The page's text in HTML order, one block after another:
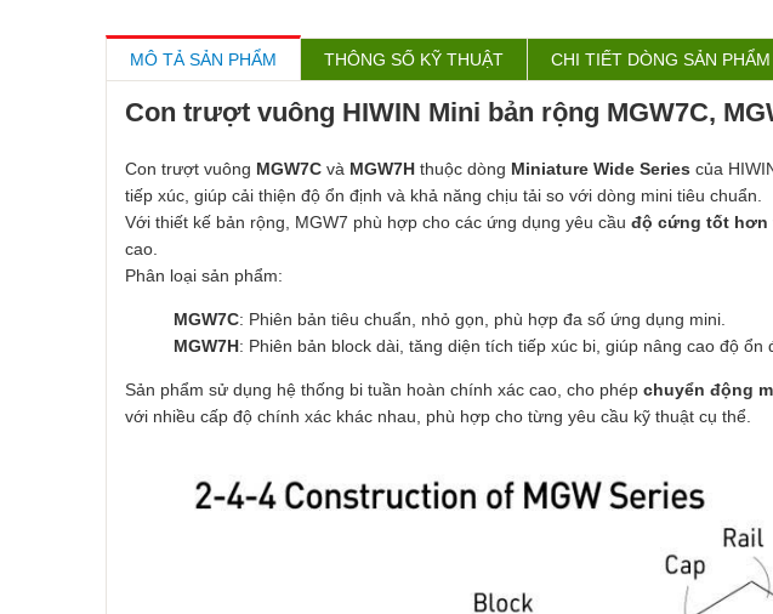
MÔ TẢ SẢN PHẨM THÔNG SỐ KỸ THUẬT CHI TIẾT DÒNG SẢN PHẨM
Con trượt vuông HIWIN Mini bản rộng MGW7C,
Con trượt vuông MGW7C và MGW7H thuộc dòng Miniature Wide Series của
tiếp xúc, giúp cải thiện độ ổn định và khả năng chịu tải so với dòng mini tiêu chuẩn.
Với thiết kế bản rộng, MGW7 phù hợp cho các ứng dụng yêu cầu độ cứng tốt hơn
cao.
Phân loại sản phẩm:
MGW7C: Phiên bản tiêu chuẩn, nhỏ gọn, phù hợp đa số ứng dụng mini.
MGW7H: Phiên bản block dài, tăng diện tích tiếp xúc bi, giúp nâng cao độ ổn
Sản phẩm sử dụng hệ thống bi tuần hoàn chính xác cao, cho phép chuyển động
với nhiều cấp độ chính xác khác nhau, phù hợp cho từng yêu cầu kỹ thuật cụ thể.